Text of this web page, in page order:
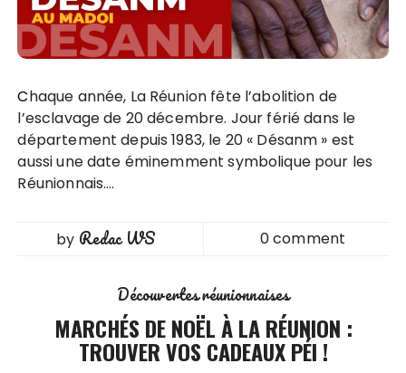
Chaque année, La Réunion fête l’abolition de
l’esclavage de 20 décembre. Jour férié dans le
département depuis 1983, le 20 « Désanm » est
aussi une date éminemment symbolique pour les
Réunionnais….
by Redac WS 0 comment
Découvertes réunionnaises
MARCHÉS DE NOËL À LA RÉUNION :
TROUVER VOS CADEAUX PÉI !